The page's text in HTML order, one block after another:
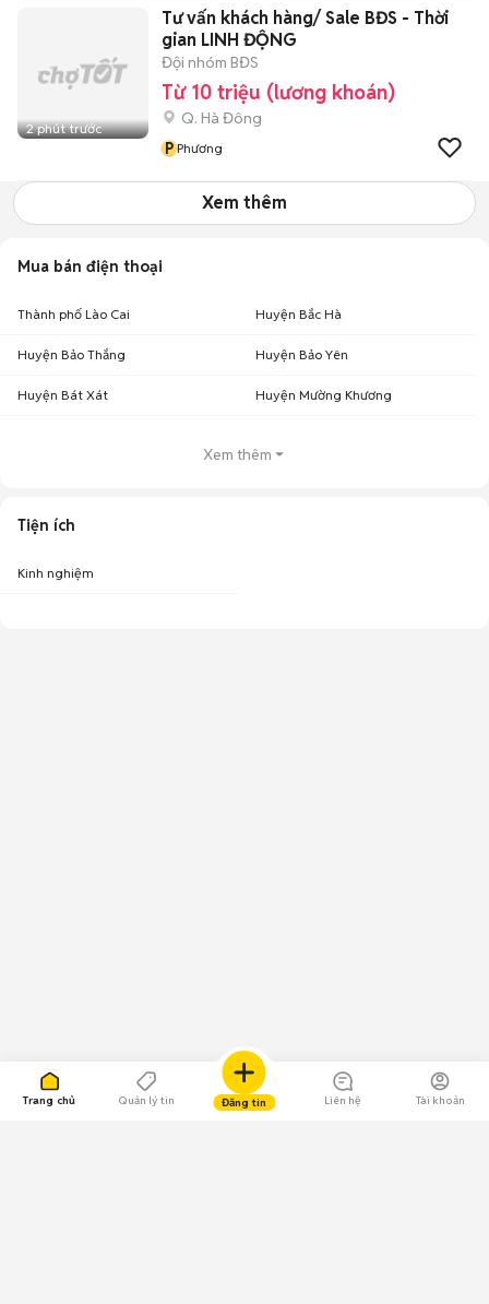
Trang chủ Quản lý tin Đăng tin Liên hệ Tài khoản
2 phút trước
Tư vấn khách hàng/ Sale BĐS - Thời
gian LINH ĐỘNG
Đội nhóm BĐS
Từ 10 triệu (lương khoán)
Q. Hà Đông
P Phương
Xem thêm
Mua bán điện thoại
Thành phố Lào Cai Huyện Bắc Hà
Huyện Bảo Thắng Huyện Bảo Yên
Huyện Bát Xát Huyện Mường Khương
Xem thêm
Tiện ích
Kinh nghiệm